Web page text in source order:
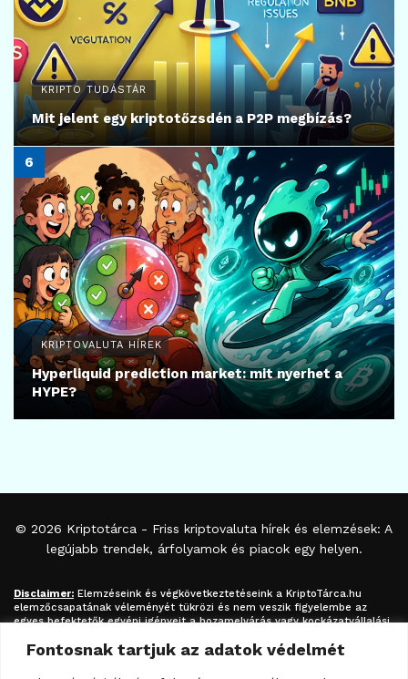
Fontosnak tartjuk az adatok védelmét
KRIPTO TUDÁSTÁR
Mit jelent egy kriptotőzsdén a P2P megbízás?
KRIPTOVALUTA HÍREK
Hyperliquid prediction market: mit nyerhet a
HYPE?
© 2026 Kriptotárca - Friss kriptovaluta hírek és elemzések: A
legújabb trendek, árfolyamok és piacok egy helyen.
Disclaimer: Elemzéseink és végkövetkeztetéseink a KriptoTárca.hu
elemzőcsapatának véleményét tükrözi és nem veszik figyelembe az
egyes befektetők egyéni igényeit a hozamelvárás vagy kockázatvállalási
befektetési tanácsadásnak, befektetési ajánlásnak, értékpapír /
kriptovaluta / token / ICO / cloud mining stb. jegyzésére / vételére /
eladására vonatkozó felhívásnak azok kizárólag tájékoztatásul